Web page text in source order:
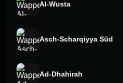
Al-Wusta
Asch-Scharqiyya Süd
Ad-Dhahirah